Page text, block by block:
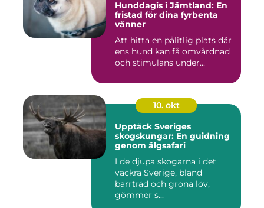
Hunddagis i Jämtland: En
fristad för dina fyrbenta
vänner
Att hitta en pålitlig plats där
ens hund kan få omvårdnad
och stimulans under...
10. okt
Upptäck Sveriges
skogskungar: En guidning
genom älgsafari
I de djupa skogarna i det
vackra Sverige, bland
barrträd och gröna löv,
gömmer s...